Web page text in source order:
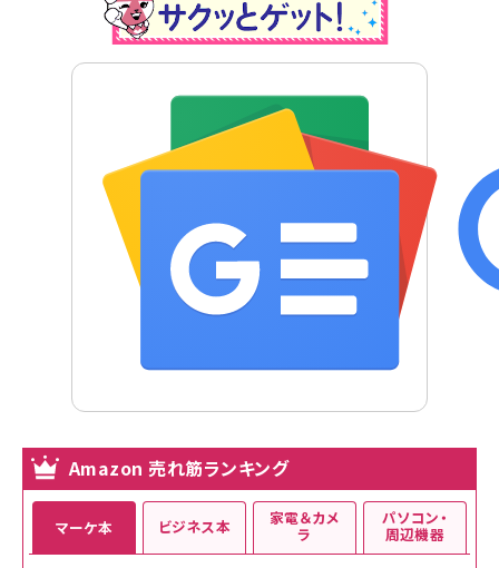
Amazon 売れ筋ランキング
マーケ本 ビジネス本 家電＆カメ
ラ
パソコン・
周辺機器